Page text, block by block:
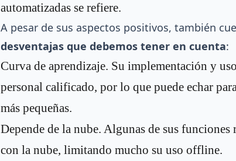
automatizadas se refiere.
A pesar de sus aspectos positivos, también
desventajas que debemos tener en cuenta:
Curva de aprendizaje. Su implementación y
personal calificado, por lo que puede echar
más pequeñas.
Depende de la nube. Algunas de sus
con la nube, limitando mucho su uso offline.